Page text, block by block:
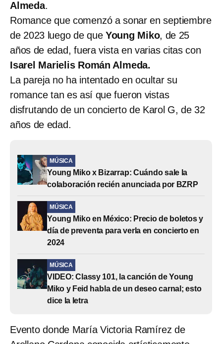
Almeda.
Romance que comenzó a sonar en septiembre
de 2023 luego de que Young Miko, de 25
años de edad, fuera vista en varias citas con
Isarel Marielis Román Almeda.
La pareja no ha intentado en ocultar su
romance tan es así que fueron vistas
disfrutando de un concierto de Karol G, de 32
años de edad.
MÚSICA
Young Miko x Bizarrap: Cuándo sale la
colaboración recién anunciada por BZRP
MÚSICA
Young Miko en México: Precio de boletos y
día de preventa para verla en concierto en
2024
MÚSICA
VIDEO: Classy 101, la canción de Young
Miko y Feid habla de un deseo carnal; esto
dice la letra
Evento donde María Victoria Ramírez de